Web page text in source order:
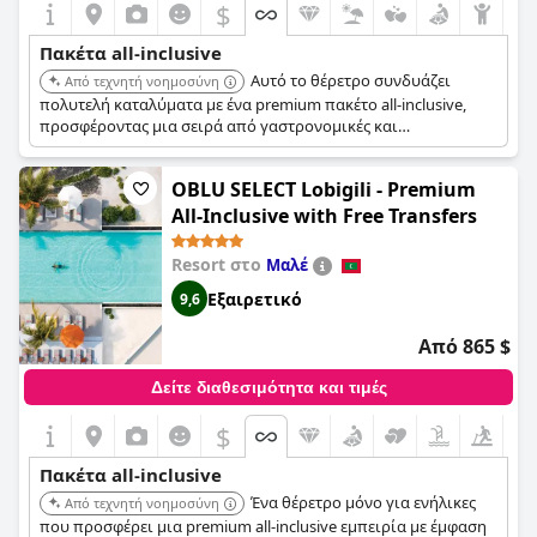
συνιστούν ανεπιφύλακτα το premium all inclusive πακέτο στο
Adaaran Prestige Vadoo - Adults Only Premium All Inclusive με
δωρεάν μεταφορές -15 λεπτά μακριά από το Male.
$
Πακέτα all-inclusive
Από τεχνητή νοημοσύνη
Αυτό το θέρετρο συνδυάζει
πολυτελή καταλύματα με ένα premium πακέτο all-inclusive,
προσφέροντας μια σειρά από γαστρονομικές και
ψυχαγωγικές δραστηριότητες. Με δωρεάν μεταφορές,
εξασφαλίζει μια εμπειρία χωρίς προβλήματα, επιτρέποντας
στους επισκέπτες να επικεντρωθούν στη χαλάρωση και την
απόλαυση.
OBLU SELECT Lobigili - Premium
All-Inclusive with Free Transfers
Resort στο Μαλέ
9,6 Εξαιρετικό
Από 865 $
Δείτε διαθεσιμότητα και τιμές
$
Πακέτα all-inclusive
Από τεχνητή νοημοσύνη
Ένα θέρετρο μόνο για ενήλικες
που προσφέρει μια premium all-inclusive εμπειρία με έμφαση